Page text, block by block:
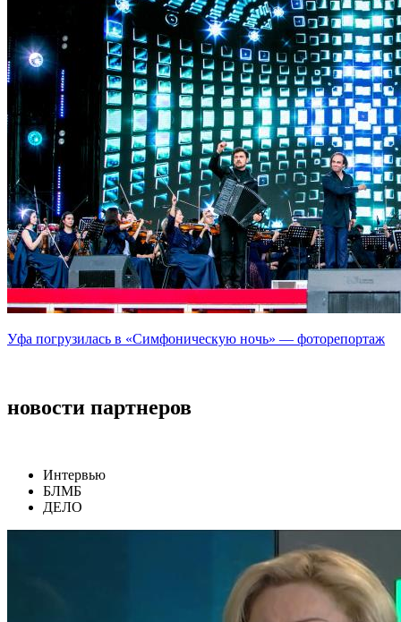
Уфа погрузилась в «Симфоническую ночь» — фоторепортаж
новости партнеров
Интервью
БЛМБ
ДЕЛО